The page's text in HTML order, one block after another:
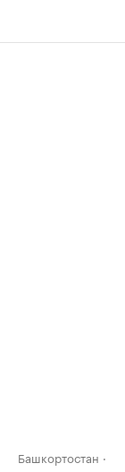
Башкортостан